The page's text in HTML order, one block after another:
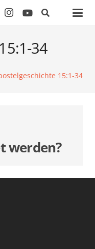
34
15:1-34
werden?